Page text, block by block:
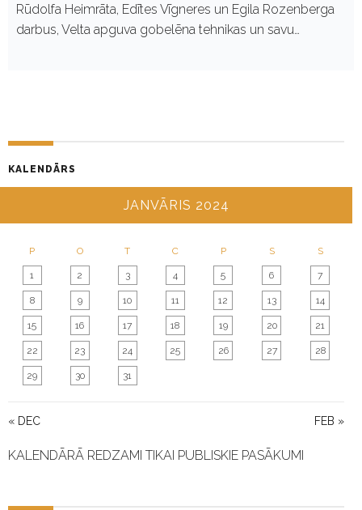
Rūdolfa Heimrāta, Edītes Vīgneres un Egila Rozenberga
darbus, Velta apguva gobelēna tehnikas un savu…
KALENDĀRS
JANVĀRIS 2024
P O T C P S S
« DEC FEB »
1 2 3 4 5 6 7
8 9 10 11 12 13 14
15 16 17 18 19 20 21
22 23 24 25 26 27 28
29 30 31
KALENDĀRĀ REDZAMI TIKAI PUBLISKIE PASĀKUMI